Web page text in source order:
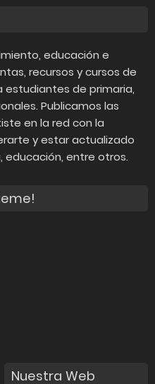
educación e
recursos y cursos de
de primaria,
Publicamos las
en la red con la
y estar actualizado
educación, entre otros.
Nuestra Web